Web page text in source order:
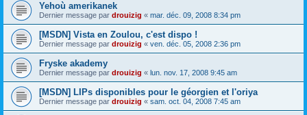
Yehoù amerikanek
Dernier message par drouizig « mar. déc. 09, 2008 8:34 pm
[MSDN] Vista en Zoulou, c'est dispo !
Dernier message par drouizig « ven. déc. 05, 2008 2:36 pm
Fryske akademy
Dernier message par drouizig « lun. nov. 17, 2008 9:45 am
[MSDN] LIPs disponibles pour le géorgien et l'oriya
Dernier message par drouizig « sam. oct. 04, 2008 7:45 am